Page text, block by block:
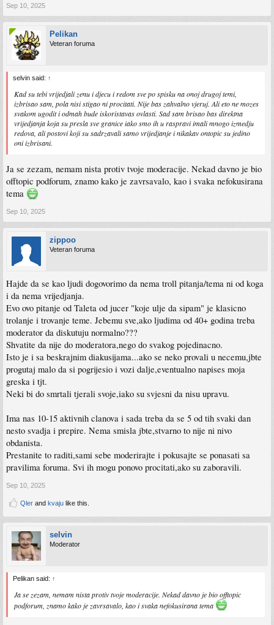
Sep 10, 2025
Pelikan
Veteran foruma
selvin said: ↑
Kad su tebi vrijedjali zenu i djecu i redom sve po spisku na onoj drugoj temi,
izbrisao sam, pola nisi stigao ni procitati. Nije bas zahvalno vjeruj. Ali eto ne mozes
svakom ugodit i odmah bude iskoristavas ovlasti. Sad sam brisao bas direktna
vrijedjanja koja su presla sve granice iako smo ih u raspravi imali mnogo izmedju
redova, ali postovi koji su sadrzavali samo vrijedjanje i nikakav ontopic su jedino
oni izbrisani.
Ja se zezam, nemam nista protiv tvoje moderacije. Nekad davno je bio
offtopic podforum, znamo kako je zavrsavalo, kao i svaka nefokusirana
tema
Sep 10, 2025
zippoo
Veteran foruma
Hajde da se kao ljudi dogovorimo da nema troll pitanja/tema ni od koga
i da nema vrijedjanja.
Evo ovo pitanje od Taleta od jucer "koje ulje da sipam" je klasicno
trolanje i trovanje teme. Jebemu sve,ako ljudima od 40+ godina treba
moderator da diskutuju normalno???
Shvatite da nije do moderatora,nego do svakog pojedinacno.
Isto je i sa beskrajnim diakusijama...ako se neko provali u necemu,jbte
progutaj malo da si pogrijesio i vozi dalje,eventualno napises moja
greska i tjt.
Neki bi do smrtali tjerali svoje,iako su svjesni da nisu upravu.
Ima nas 10-15 aktivnih clanova i sada treba da se 5 od tih svaki dan
nesto svadja i prepire. Nema smisla jbte,stvarno to nije ni nivo
obdanista.
Prestanite to raditi,sami sebe moderirajte i pokusajte se ponasati sa
pravilima foruma. Svi ih mogu ponovo procitati,ako su zaboravili.
Sep 10, 2025
Qler and kvaju like this.
selvin
Moderator
Pelikan said: ↑
Ja se zezam, nemam nista protiv tvoje moderacije. Nekad davno je bio offtopic
podforum, znamo kako je zavrsavalo, kao i svaka nefokusirana tema